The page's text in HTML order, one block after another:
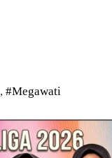
, #Megawati